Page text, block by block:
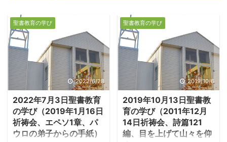
聖書教育の学び
2022/6/28
2022年7月3日聖書教育
の学び（2019年1月16日
祈祷会、エペソ1章、パ
ウロの弟子からの手紙）
聖書教育の学び
2019/10/6
2019年10月13日聖書教
育の学び（2011年12月
14日祈祷会、詩篇121
編、目を上げて山々を仰